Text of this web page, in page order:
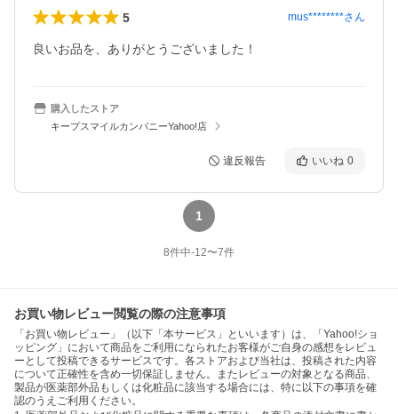
5 mus********さん
良いお品を、ありがとうございました！
購入したストア
キープスマイルカンパニーYahoo!店
違反報告 いいね 0
1
8件中-12〜7件
お買い物レビュー閲覧の際の注意事項
「お買い物レビュー」（以下「本サービス」といいます）は、「Yahoo!ショ
ッピング」において商品をご利用になられたお客様がご自身の感想をレビュ
ーとして投稿できるサービスです。各ストアおよび当社は、投稿された内容
について正確性を含め一切保証しません。またレビューの対象となる商品、
製品が医薬部外品もしくは化粧品に該当する場合には、特に以下の事項を確
認のうえご利用ください。